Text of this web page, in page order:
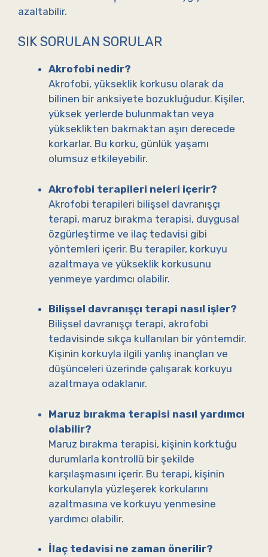
azaltabilir.
SIK SORULAN SORULAR
Akrofobi nedir?
Akrofobi, yükseklik korkusu olarak da
bilinen bir anksiyete bozukluğudur. Kişiler,
yüksek yerlerde bulunmaktan veya
yükseklikten bakmaktan aşırı derecede
korkarlar. Bu korku, günlük yaşamı
olumsuz etkileyebilir.
Akrofobi terapileri neleri içerir?
Akrofobi terapileri bilişsel davranışçı
terapi, maruz bırakma terapisi, duygusal
özgürleştirme ve ilaç tedavisi gibi
yöntemleri içerir. Bu terapiler, korkuyu
azaltmaya ve yükseklik korkusunu
yenmeye yardımcı olabilir.
Bilişsel davranışçı terapi nasıl işler?
Bilişsel davranışçı terapi, akrofobi
tedavisinde sıkça kullanılan bir yöntemdir.
Kişinin korkuyla ilgili yanlış inançları ve
düşünceleri üzerinde çalışarak korkuyu
azaltmaya odaklanır.
Maruz bırakma terapisi nasıl yardımcı
olabilir?
Maruz bırakma terapisi, kişinin korktuğu
durumlarla kontrollü bir şekilde
karşılaşmasını içerir. Bu terapi, kişinin
korkularıyla yüzleşerek korkularını
azaltmasına ve korkuyu yenmesine
yardımcı olabilir.
İlaç tedavisi ne zaman önerilir?